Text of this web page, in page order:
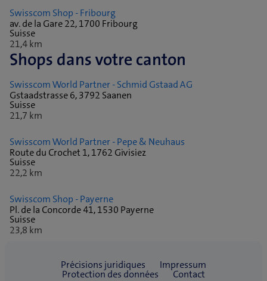
Swisscom Shop - Fribourg
av. de la Gare 22, 1700 Fribourg
Suisse
21,4 km
Shops dans votre canton
Swisscom World Partner - Schmid Gstaad AG
Gstaadstrasse 6, 3792 Saanen
Suisse
21,7 km
Swisscom World Partner - Pepe & Neuhaus
Route du Crochet 1, 1762 Givisiez
Suisse
22,2 km
Swisscom Shop - Payerne
Pl. de la Concorde 41, 1530 Payerne
Suisse
23,8 km